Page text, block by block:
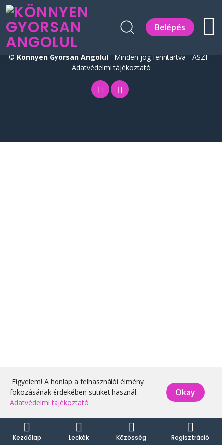
Belépés
© Könnyen Gyorsan Angolul - Minden jog fenntartva - ÁSZF-
Adatvédelmi tájékoztató
Figyelem! A honlap a felhasználói élmény
fokozásának érdekében sütiket használ.
Adatvédelmi tájékoztató
Okay
Kezdőlap Leckék Közösség Regisztráció